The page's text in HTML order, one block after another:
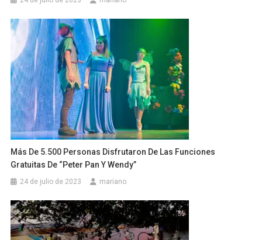
Más De 5.500 Personas Disfrutaron De Las Funciones
Gratuitas De “Peter Pan Y Wendy”
24 de julio de 2023 mariano